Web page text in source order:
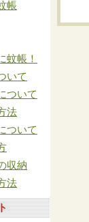
帳
蚊帳！
いて
ついて
法
ついて
収納
法